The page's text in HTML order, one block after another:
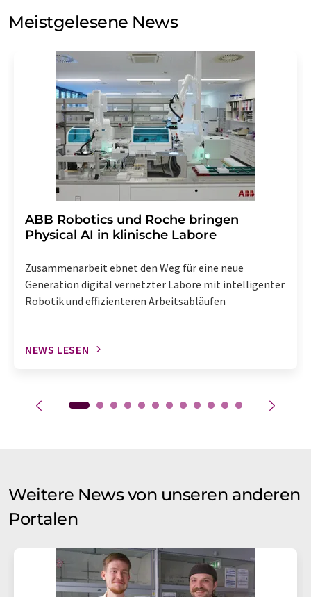
Meinungsforschung per E-Mail kontaktieren. Ihre
Einwilligung können Sie jederzeit ohne Angabe von
Str. 2, 12489 Berlin oder per E-Mail unter
widerruf@lumitos.commit Wirkung für die Zukunft
widerrufen. Zudem ist in jeder E-Mail ein Link zur
Abbestellung des entsprechenden Newsletters
enthalten.
Meistgelesene News
​​​​​​​ABB Robotics und Roche bringen
Physical AI in klinische Labore
Zusammenarbeit ebnet den Weg für eine neue
Generation digital vernetzter Labore mit intelligenter
Robotik und effizienteren Arbeitsabläufen
NEWS LESEN
Weitere News von unseren anderen
Portalen